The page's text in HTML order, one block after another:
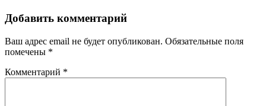
Добавить комментарий
Ваш адрес email не будет опубликован. Обязательные поля
помечены *
Комментарий *